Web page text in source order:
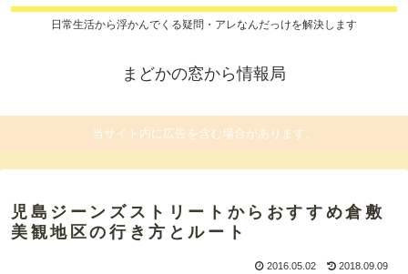
日常生活から浮かんでくる疑問・アレなんだっけを解決します
まどかの窓から情報局
当サイト内に広告を含む場合があります。
児島ジーンズストリートからおすすめ倉敷
美観地区の行き方とルート
2016.05.02 2018.09.09